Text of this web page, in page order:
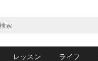
レッスン ライフ